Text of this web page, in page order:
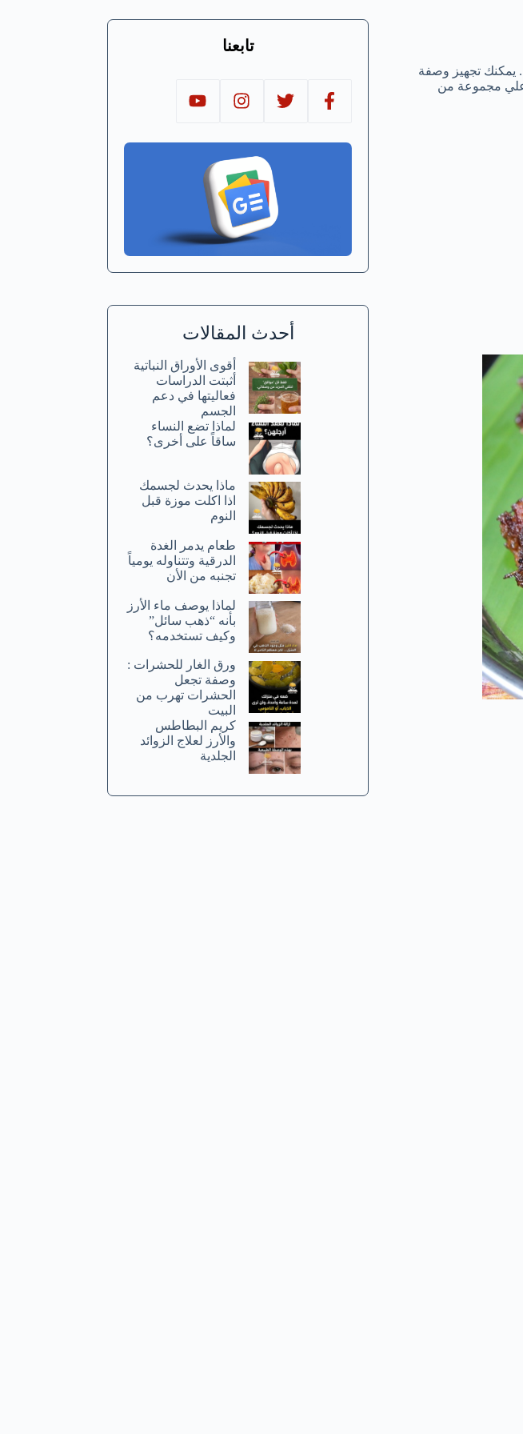
. يمكنك تجهيز وصفة
علي مجموعة من
تابعنا
أحدث المقالات
أقوى الأوراق النباتية
أثبتت الدراسات
فعاليتها في دعم
الجسم
لماذا تضع النساء
ساقاً على أخرى؟
ماذا يحدث لجسمك
اذا اكلت موزة قبل
النوم
طعام يدمر الغدة
الدرقية وتتناوله يومياً
تجنبه من الأن
لماذا يوصف ماء الأرز
بأنه “ذهب سائل”
وكيف تستخدمه؟
ورق الغار للحشرات :
وصفة تجعل
الحشرات تهرب من
البيت
كريم البطاطس
والأرز لعلاج الزوائد
الجلدية